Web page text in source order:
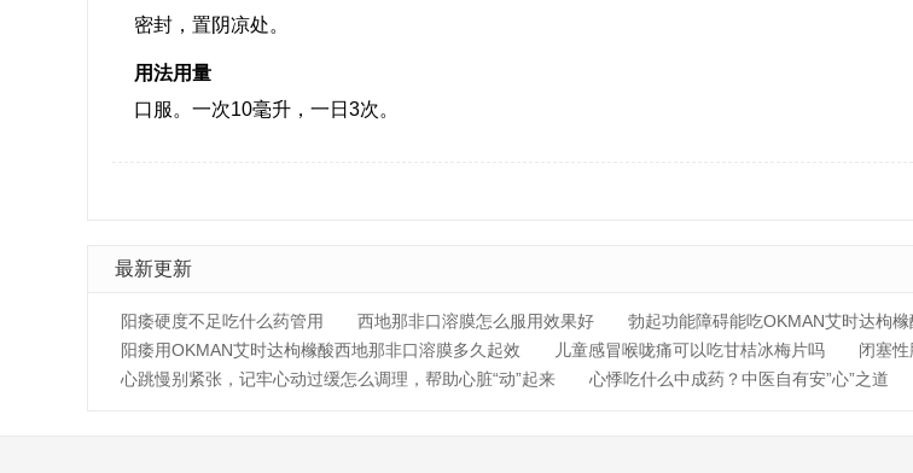
密封，置阴凉处。
用法用量
口服。一次10毫升，一日3次。
最新更新
阳痿硬度不足吃什么药管用 西地那非口溶膜怎么服用效果好
勃起功能障碍能吃OKMAN艾时达枸
阳痿用OKMAN艾时达枸橼酸西地那非口溶膜多久起效
儿童感冒喉咙痛可以吃甘桔冰梅片吗 闭塞
心跳慢别紧张，记牢心动过缓怎么调理，帮助心脏“动”起来
心悸吃什么中成药？中医自有安”心”之道